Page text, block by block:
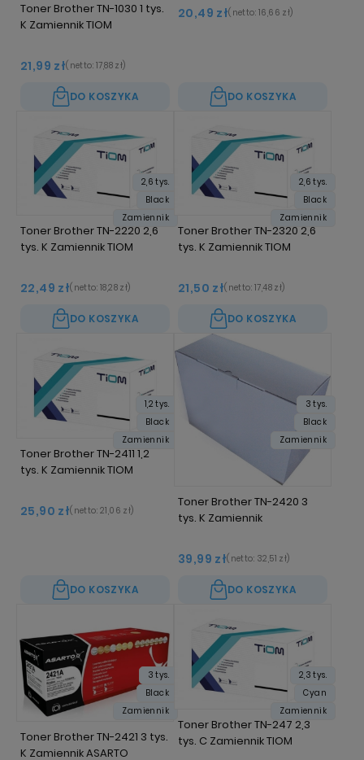
Toner Brother TN-1030 1 tys.
K Zamiennik TIOM
21,99 zł(netto: 17,88 zł)
DO KOSZYKA
20,49 zł(netto: 16,66 zł)
DO KOSZYKA
Toner Brother TN-2220 2,6
tys. K Zamiennik TIOM
22,49 zł(netto: 18,28 zł)
DO KOSZYKA
2,6 tys.
Black
Zamiennik
Toner Brother TN-2320 2,6
tys. K Zamiennik TIOM
21,50 zł(netto: 17,48 zł)
DO KOSZYKA
2,6 tys.
Black
Zamiennik
Toner Brother TN-2411 1,2
tys. K Zamiennik TIOM
25,90 zł(netto: 21,06 zł)
DO KOSZYKA
1,2 tys.
Black
Zamiennik
Toner Brother TN-2420 3
tys. K Zamiennik
39,99 zł(netto: 32,51 zł)
DO KOSZYKA
3 tys.
Black
Zamiennik
Toner Brother TN-2421 3 tys.
K Zamiennik ASARTO
3 tys.
Black
Zamiennik
Toner Brother TN-247 2,3
tys. C Zamiennik TIOM
2,3 tys.
Cyan
Zamiennik